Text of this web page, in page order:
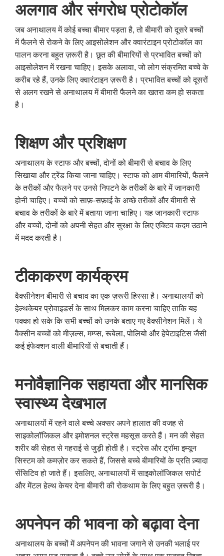
अलगाव और संगरोध प्रोटोकॉल
जब अनाथालय में कोई बच्चा बीमार पड़ता है, तो बीमारी को दूसरे बच्चों
में फैलने से रोकने के लिए आइसोलेशन और क्वारंटाइन प्रोटोकॉल का
पालन करना बहुत ज़रूरी है। छूत की बीमारियों से प्रभावित बच्चों को
आइसोलेशन में रखना चाहिए। इसके अलावा, जो लोग संक्रमित बच्चे के
करीब रहे हैं, उनके लिए क्वारंटाइन ज़रूरी है। प्रभावित बच्चों को दूसरों
से अलग रखने से अनाथालय में बीमारी फैलने का खतरा कम हो सकता
है।
शिक्षण और प्रशिक्षण
अनाथालय के स्टाफ और बच्चों, दोनों को बीमारी से बचाव के लिए
सिखाया और ट्रेंड किया जाना चाहिए। स्टाफ को आम बीमारियों, फैलने
के तरीकों और फैलने पर उनसे निपटने के तरीकों के बारे में जानकारी
होनी चाहिए। बच्चों को साफ़-सफ़ाई के अच्छे तरीकों और बीमारी से
बचाव के तरीकों के बारे में बताया जाना चाहिए। यह जानकारी स्टाफ
और बच्चों, दोनों को अपनी सेहत और सुरक्षा के लिए एक्टिव कदम उठाने
में मदद करती है।
टीकाकरण कार्यक्रम
वैक्सीनेशन बीमारी से बचाव का एक ज़रूरी हिस्सा है। अनाथालयों को
हेल्थकेयर प्रोवाइडर्स के साथ मिलकर काम करना चाहिए ताकि यह
पक्का हो सके कि सभी बच्चों को उनके बताए गए वैक्सीनेशन मिलें। ये
वैक्सीन बच्चों को मीज़ल्स, मम्प्स, रूबेला, पोलियो और हेपेटाइटिस जैसी
कई इंफेक्शन वाली बीमारियों से बचाती हैं।
मनोवैज्ञानिक सहायता और मानसिक
स्वास्थ्य देखभाल
अनाथालयों में रहने वाले बच्चे अक्सर अपने हालात की वजह से
साइकोलॉजिकल और इमोशनल स्ट्रेस महसूस करते हैं। मन की सेहत
शरीर की सेहत से गहराई से जुड़ी होती है। स्ट्रेस और ट्रॉमा इम्यून
सिस्टम को कमज़ोर कर सकते हैं, जिससे बच्चे बीमारियों के प्रति ज़्यादा
सेंसिटिव हो जाते हैं। इसलिए, अनाथालयों में साइकोलॉजिकल सपोर्ट
और मेंटल हेल्थ केयर देना बीमारी की रोकथाम के लिए बहुत ज़रूरी है।
अपनेपन की भावना को बढ़ावा देना
अनाथालय के बच्चों में अपनेपन की भावना जगाने से उनकी भलाई पर